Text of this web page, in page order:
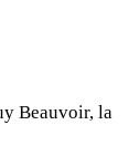
Beauvoir, la